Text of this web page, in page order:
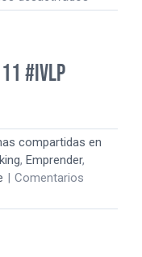
Freeland
#IVLP
compartidas en
, Emprender,
| Comentarios